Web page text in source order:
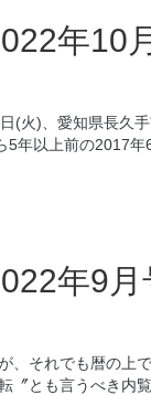
年10
火)、愛知県長久
以上前の2017年
年9月
それでも暦の上
とも言うべき内